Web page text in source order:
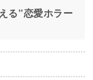
る”恋愛ホラー